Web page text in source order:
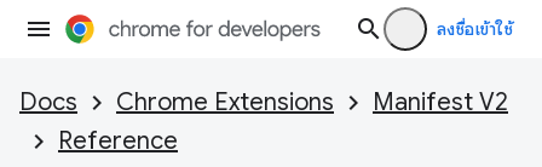
ลงชื่อเข้าใช้
Docs Chrome Extensions
Manifest V2
Reference